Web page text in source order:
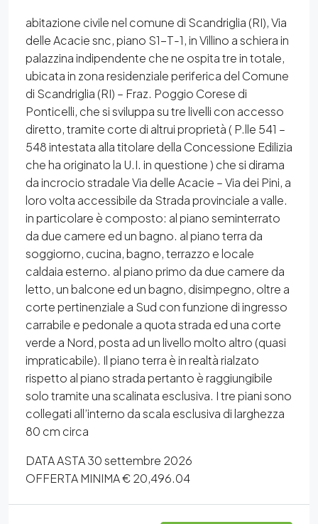
abitazione civile nel comune di Scandriglia (RI), Via
delle Acacie snc, piano S1-T-1, in Villino a schiera in
palazzina indipendente che ne ospita tre in totale,
ubicata in zona residenziale periferica del Comune
di Scandriglia (RI) – Fraz. Poggio Corese di
Ponticelli, che si sviluppa su tre livelli con accesso
diretto, tramite corte di altrui proprietà ( P.lle 541 –
548 intestata alla titolare della Concessione Edilizia
che ha originato la U.I. in questione ) che si dirama
da incrocio stradale Via delle Acacie – Via dei Pini, a
loro volta accessibile da Strada provinciale a valle.
in particolare è composto: al piano seminterrato
da due camere ed un bagno. al piano terra da
soggiorno, cucina, bagno, terrazzo e locale
caldaia esterno. al piano primo da due camere da
letto, un balcone ed un bagno, disimpegno, oltre a
corte pertinenziale a Sud con funzione di ingresso
carrabile e pedonale a quota strada ed una corte
verde a Nord, posta ad un livello molto altro (quasi
impraticabile). Il piano terra è in realtà rialzato
rispetto al piano strada pertanto è raggiungibile
solo tramite una scalinata esclusiva. I tre piani sono
collegati all’interno da scala esclusiva di larghezza
80 cm circa
DATA ASTA 30 settembre 2026
OFFERTA MINIMA € 20,496.04